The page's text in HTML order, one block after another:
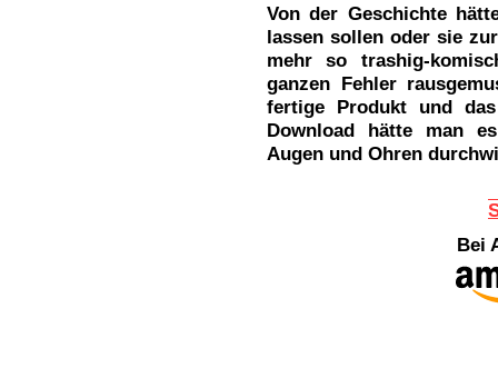
Von der Geschichte
lassen sollen oder sie
mehr so trashig-
ganzen Fehler
fertige Produkt und
Download hätte man
Augen und Ohren
Bei